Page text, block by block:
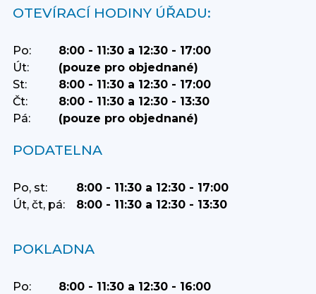
OTEVÍRACÍ HODINY ÚŘADU:
Po:
8:00 - 11:30 a 12:30 - 17:00
Út:
(pouze pro objednané)
St:
8:00 - 11:30 a 12:30 - 17:00
Čt:
8:00 - 11:30 a 12:30 - 13:30
Pá:
(pouze pro objednané)
PODATELNA
Po, st:
8:00 - 11:30 a 12:30 - 17:00
Út, čt, pá:
8:00 - 11:30 a 12:30 - 13:30
POKLADNA
Po:
8:00 - 11:30 a 12:30 - 16:00